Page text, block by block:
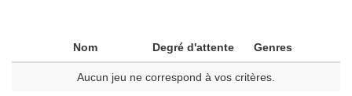
Nom Degré d'attente Genres
Aucun jeu ne correspond à vos critères.